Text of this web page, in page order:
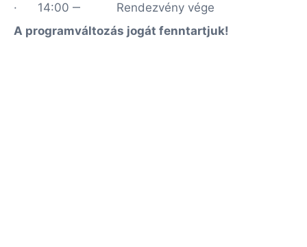
· 14:00 ‒
Rendezvény vége
A programváltozás jogát fenntartjuk!